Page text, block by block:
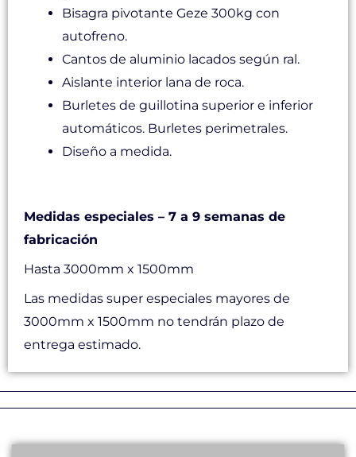
Bisagra pivotante Geze 300kg con
autofreno.
Cantos de aluminio lacados según ral.
Aislante interior lana de roca.
Burletes de guillotina superior e inferior
automáticos. Burletes perimetrales.
Diseño a medida.
Medidas especiales – 7 a 9 semanas de
fabricación
Hasta 3000mm x 1500mm
Las medidas super especiales mayores de
3000mm x 1500mm no tendrán plazo de
entrega estimado.